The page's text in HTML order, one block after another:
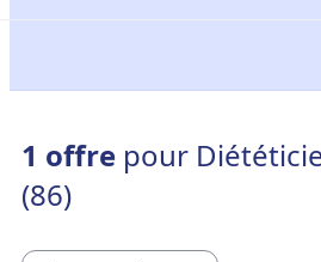
1 offre pour
(86)